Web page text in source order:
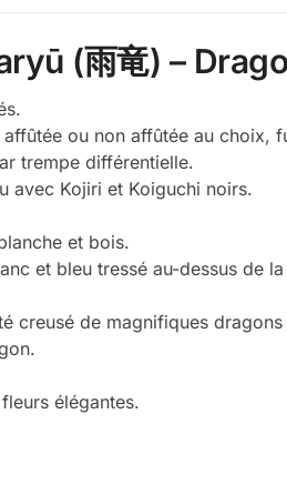
(雨竜) –
ou non affûtée au choix,
trempe différentielle.
avec Kojiri et Koiguchi noirs.
et bois.
et bleu tressé au-dessus de
creusé de magnifiques dragons
élégantes.